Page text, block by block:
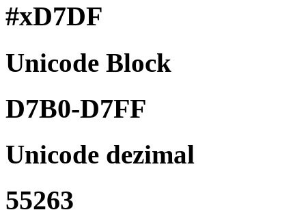
#xD7DF
Unicode Block
D7B0-D7FF
Unicode dezimal
55263